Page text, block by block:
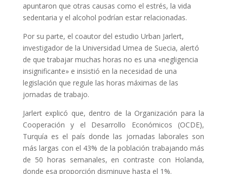
apuntaron que otras causas como el estrés, la vida
sedentaria y el alcohol podrían estar relacionadas.
Por su parte, el coautor del estudio Urban Jarlert,
investigador de la Universidad Umea de Suecia, alertó
de que trabajar muchas horas no es una «negligencia
insignificante» e insistió en la necesidad de una
legislación que regule las horas máximas de las
jornadas de trabajo.
Jarlert explicó que, dentro de la Organización para la
Cooperación y el Desarrollo Económicos (OCDE),
Turquía es el país donde las jornadas laborales son
más largas con el 43% de la población trabajando más
de 50 horas semanales, en contraste con Holanda,
donde esa proporción disminuye hasta el 1%.